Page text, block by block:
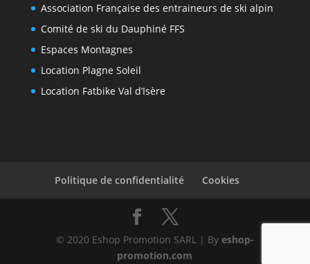
Association Française des entraineurs de ski alpin
Comité de ski du Dauphiné FFS
Espaces Montagnes
Location Plagne Soleil
Location Fatbike Val d’Isère
Politique de confidentialité Cookies
© 2020 Eshop Promotion SARL | By eshop-
promotion.com